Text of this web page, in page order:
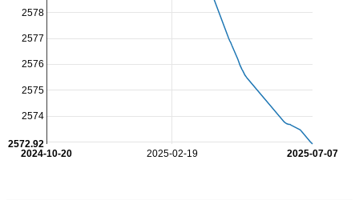
2025-02-19
2024-10-20 2025-07-07
2574
2575
2576
2577
2578
2572.92